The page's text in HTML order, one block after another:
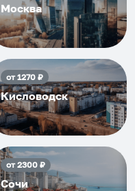
Москва
от1270₽
Кисловодск
от2300₽
Сочи